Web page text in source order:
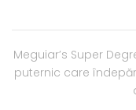
Meguiar’s Super
puternic care